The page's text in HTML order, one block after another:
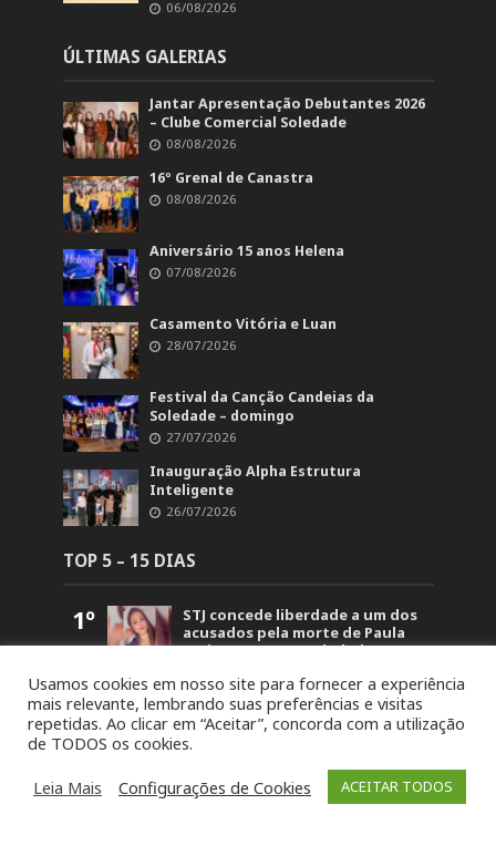
06/08/2026
ÚLTIMAS GALERIAS
Jantar Apresentação Debutantes 2026
– Clube Comercial Soledade
08/08/2026
16º Grenal de Canastra
08/08/2026
Aniversário 15 anos Helena
07/08/2026
Casamento Vitória e Luan
28/07/2026
Festival da Canção Candeias da
Soledade – domingo
27/07/2026
Inauguração Alpha Estrutura
Inteligente
26/07/2026
TOP 5 – 15 DIAS
1º
STJ concede liberdade a um dos
acusados pela morte de Paula
Perin Portes em Soledade
2º
Polícia Civil prende dois
investigados por duplo
homicídio em Barros Cassal
Detonação de rochas bloqueará
trecho da BR-386 em Soledade
nesta sexta-feira (7)
Usamos cookies em nosso site para fornecer a experiência
mais relevante, lembrando suas preferências e visitas
repetidas. Ao clicar em “Aceitar”, concorda com a utilização
de TODOS os cookies.
Leia Mais
Configurações de Cookies ACEITAR TODOS